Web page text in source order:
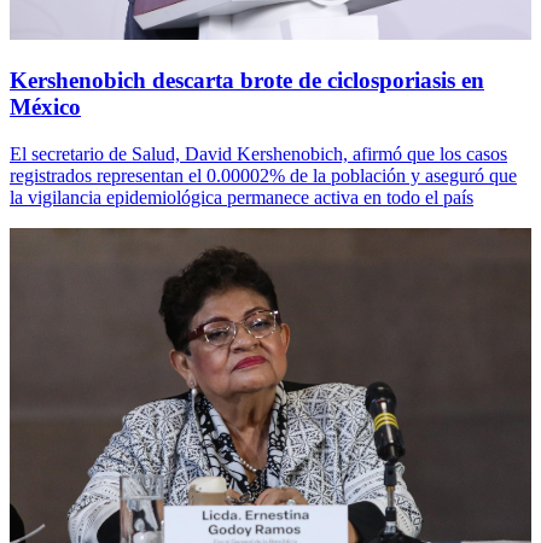
Kershenobich descarta brote de ciclosporiasis en
México
El secretario de Salud, David Kershenobich, afirmó que los casos
registrados representan el 0.00002% de la población y aseguró que
la vigilancia epidemiológica permanece activa en todo el país